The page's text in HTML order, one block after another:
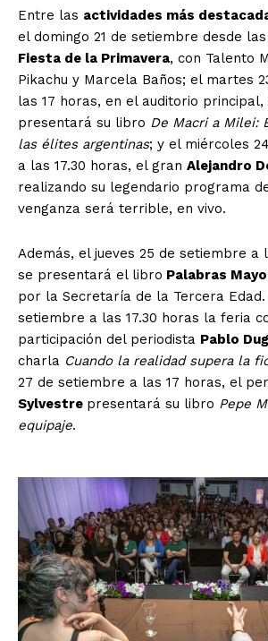
Entre las actividades más
el domingo 21 de setiembre desde
Fiesta de la Primavera, con Talento
Pikachu y Marcela Baños; el martes
las 17 horas, en el auditorio principal,
presentará su libro De Macri a Milei:
las élites argentinas; y el miércoles
a las 17.30 horas, el gran Alejandro
realizando su legendario programa
venganza será terrible, en vivo.
Además, el jueves 25 de setiembre a
se presentará el libro Palabras
por la Secretaría de la Tercera Edad.
setiembre a las 17.30 horas la feria
participación del periodista Pablo
charla Cuando la realidad supera la
27 de setiembre a las 17 horas, el
Sylvestre presentará su libro Pepe
equipaje.